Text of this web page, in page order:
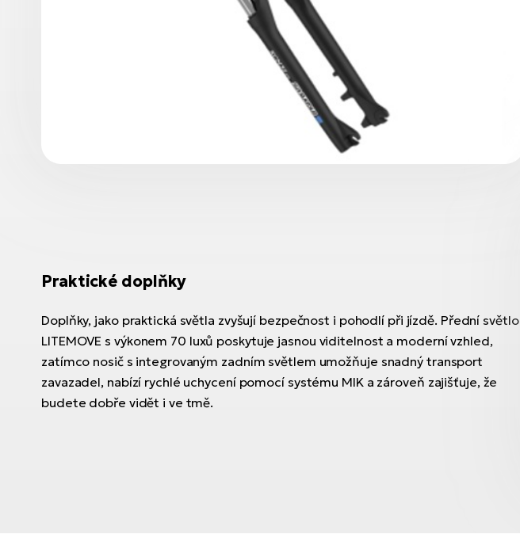
Praktické doplňky
Doplňky, jako praktická světla zvyšují bezpečnost i pohodlí při jízdě. Přední světlo
LITEMOVE s výkonem 70 luxů poskytuje jasnou viditelnost a moderní vzhled,
zatímco nosič s integrovaným zadním světlem umožňuje snadný transport
zavazadel, nabízí rychlé uchycení pomocí systému MIK a zároveň zajišťuje, že
budete dobře vidět i ve tmě.